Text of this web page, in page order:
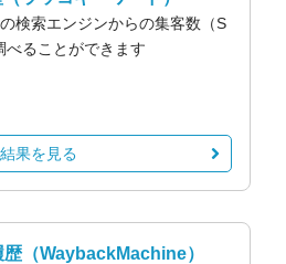
検索エンジンからの集客数（S
べることができます
結果を見る
歴（WaybackMachine）